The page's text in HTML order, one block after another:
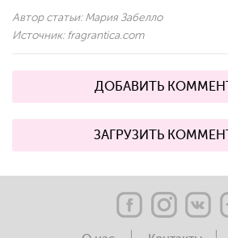
Автор статьи: Мария Забелло
Источник: fragrantica.com
ДОБАВИТЬ
ЗАГРУЗИТЬ